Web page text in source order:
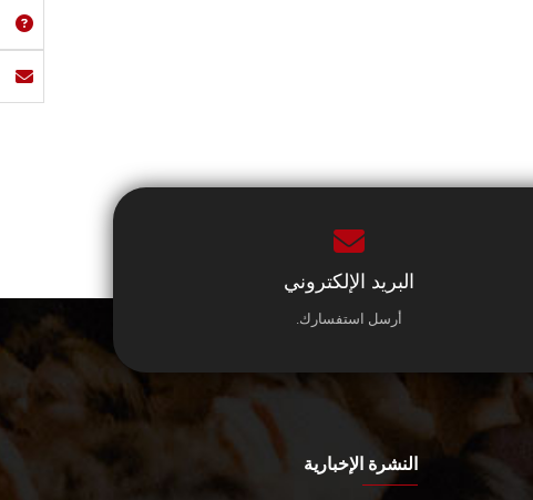
البريد الإلكتروني
أرسل استفسارك.
النشرة الإخبارية